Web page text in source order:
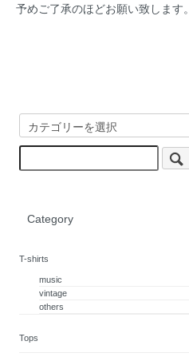
予めご了承のほどお願い致します。
Category
T-shirts
music
vintage
others
Tops